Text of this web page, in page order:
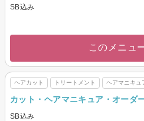
SB込み
このメニュ
ヘアカット トリートメント ヘアマニキュ
カット・ヘアマニキュア・オーダ
SB込み